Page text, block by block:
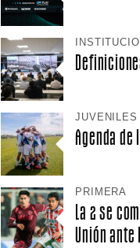
JUVENILES
Agenda
PRIMERA
La 2 se
Unión ante